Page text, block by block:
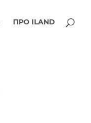
ПРО ILAND